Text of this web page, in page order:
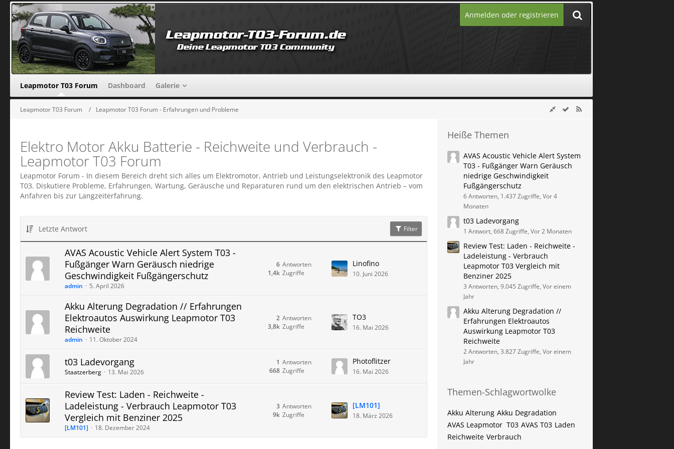
Anmelden oder registrieren
Leapmotor T03 Forum Dashboard Galerie
Leapmotor T03 Forum Leapmotor T03 Forum - Erfahrungen und Probleme
Elektro Motor Akku Batterie - Reichweite und Verbrauch -
Leapmotor T03 Forum
Leapmotor Forum - In diesem Bereich dreht sich alles um Elektromotor, Antrieb und Leistungselektronik des Leapmotor
T03. Diskutiere Probleme, Erfahrungen, Wartung, Geräusche und Reparaturen rund um den elektrischen Antrieb – vom
Anfahren bis zur Langzeiterfahrung.
Letzte Antwort Filter
AVAS Acoustic Vehicle Alert System T03 -
Fußgänger Warn Geräusch niedrige
Geschwindigkeit Fußgängerschutz
admin 5. April 2026
Antworten
6
Zugriffe
1,4k
Linofino
10. Juni 2026
Akku Alterung Degradation // Erfahrungen
Elektroautos Auswirkung Leapmotor T03
Reichweite
admin 11. Oktober 2024
Antworten
2
Zugriffe
3,8k
TO3
16. Mai 2026
t03 Ladevorgang
Staatzerberg 13. Mai 2026
Antworten
1
Zugriffe
668
Photoflitzer
16. Mai 2026
Review Test: Laden - Reichweite -
Ladeleistung - Verbrauch Leapmotor T03
Vergleich mit Benziner 2025
[LM101] 18. Dezember 2024
Antworten
3
Zugriffe
9k
[LM101]
18. März 2026
Heiße Themen
AVAS Acoustic Vehicle Alert System
T03 - Fußgänger Warn Geräusch
niedrige Geschwindigkeit
Fußgängerschutz
6 Antworten, 1.437 Zugriffe, Vor 4
Monaten
t03 Ladevorgang
1 Antwort, 668 Zugriffe, Vor 2 Monaten
Review Test: Laden - Reichweite -
Ladeleistung - Verbrauch
Leapmotor T03 Vergleich mit
Benziner 2025
3 Antworten, 9.045 Zugriffe, Vor einem
Jahr
Akku Alterung Degradation //
Erfahrungen Elektroautos
Auswirkung Leapmotor T03
Reichweite
2 Antworten, 3.827 Zugriffe, Vor einem
Jahr
Themen-Schlagwortwolke
Akku Alterung Akku Degradation
AVAS Leapmotor ​ T03 AVAS T03 Laden
Reichweite Verbrauch